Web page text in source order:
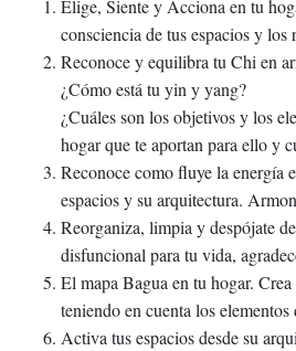
Elige, Siente y Acciona en tu
consciencia de tus espacios y los
Reconoce y equilibra tu Chi en
¿Cómo está tu yin y yang?
¿Cuáles son los objetivos y los
hogar que te aportan para ello y
Reconoce como fluye la energía
espacios y su arquitectura.
Reorganiza, limpia y despójate
disfuncional para tu vida,
El mapa Bagua en tu hogar.
teniendo en cuenta los elementos
Activa tus espacios desde su